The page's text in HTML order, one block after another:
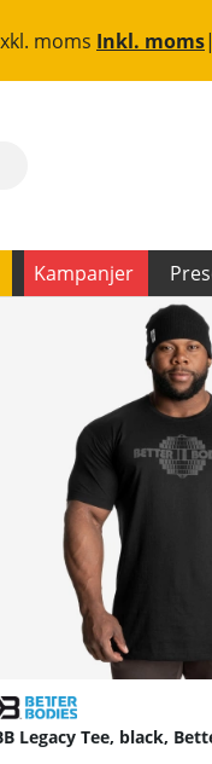
moms Inkl. moms
Kampanjer
Legacy Tee, black,